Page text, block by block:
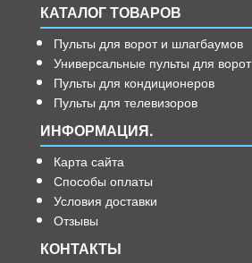
КАТАЛОГ ТОВАРОВ
Пульты для ворот и шлагбаумов
Универсальные пульты для ворот
Пульты для кондиционеров
Пульты для телевизоров
ИНФОРМАЦИЯ.
Карта сайта
Способы оплаты
Условия доставки
Отзывы
КОНТАКТЫ